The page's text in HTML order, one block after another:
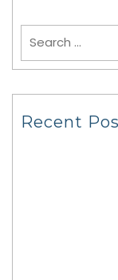
Recent